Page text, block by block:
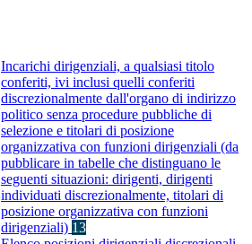
Incarichi dirigenziali, a qualsiasi titolo
conferiti, ivi inclusi quelli conferiti
discrezionalmente dall'organo di indirizzo
politico senza procedure pubbliche di
selezione e titolari di posizione
organizzativa con funzioni dirigenziali (da
pubblicare in tabelle che distinguano le
seguenti situazioni: dirigenti, dirigenti
individuati discrezionalmente, titolari di
posizione organizzativa con funzioni
dirigenziali) 13